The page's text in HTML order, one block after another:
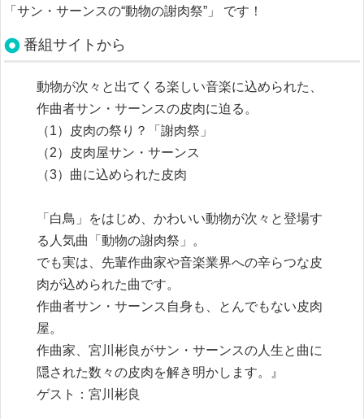
「サン・サーンスの“動物の謝肉祭”」
です！
番組サイトから
動物が次々と出てくる楽しい音楽に込められた、
作曲者サン・サーンスの皮肉に迫る。
（1）皮肉の祭り？「謝肉祭」
（2）皮肉屋サン・サーンス
（3）曲に込められた皮肉
「白鳥」をはじめ、かわいい動物が次々と登場す
る人気曲「動物の謝肉祭」。
でも実は、先輩作曲家や音楽業界への辛らつな皮
肉が込められた曲です。
作曲者サン・サーンス自身も、とんでもない皮肉
屋。
作曲家、宮川彬良がサン・サーンスの人生と曲に
隠された数々の皮肉を解き明かします。』
ゲスト：宮川彬良